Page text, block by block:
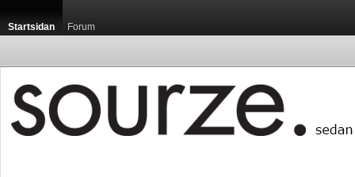
Startsidan Forum